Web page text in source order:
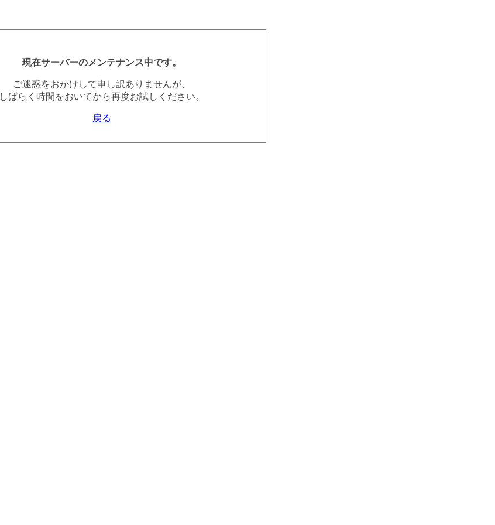
現在サーバーのメンテナンス中です。
ご迷惑をおかけして申し訳ありませんが、
しばらく時間をおいてから再度お試しください。
戻る